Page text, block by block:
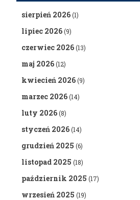
sierpień 2026(1)
lipiec 2026(9)
czerwiec 2026(13)
maj 2026(12)
kwiecień 2026(9)
marzec 2026(14)
luty 2026(8)
styczeń 2026(14)
grudzień 2025 (6)
listopad 2025 (18)
październik 2025 (17)
wrzesień 2025 (19)